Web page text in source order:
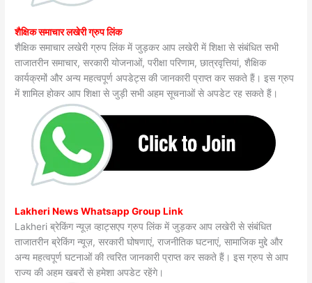
शैक्षिक समाचार लखेरी ग्रुप लिंक
शैक्षिक समाचार लखेरी ग्रुप लिंक में जुड़कर आप लखेरी में शिक्षा से संबंधित सभी
ताजातरीन समाचार, सरकारी योजनाओं, परीक्षा परिणाम, छात्रवृत्तियां, शैक्षिक
कार्यक्रमों और अन्य महत्वपूर्ण अपडेट्स की जानकारी प्राप्त कर सकते हैं। इस ग्रुप
में शामिल होकर आप शिक्षा से जुड़ी सभी अहम सूचनाओं से अपडेट रह सकते हैं।
Lakheri News Whatsapp Group Link
Lakheri ब्रेकिंग न्यूज़ व्हाट्सएप ग्रुप लिंक में जुड़कर आप लखेरी से संबंधित
ताजातरीन ब्रेकिंग न्यूज़, सरकारी घोषणाएं, राजनीतिक घटनाएं, सामाजिक मुद्दे और
अन्य महत्वपूर्ण घटनाओं की त्वरित जानकारी प्राप्त कर सकते हैं। इस ग्रुप से आप
राज्य की अहम खबरों से हमेशा अपडेट रहेंगे।